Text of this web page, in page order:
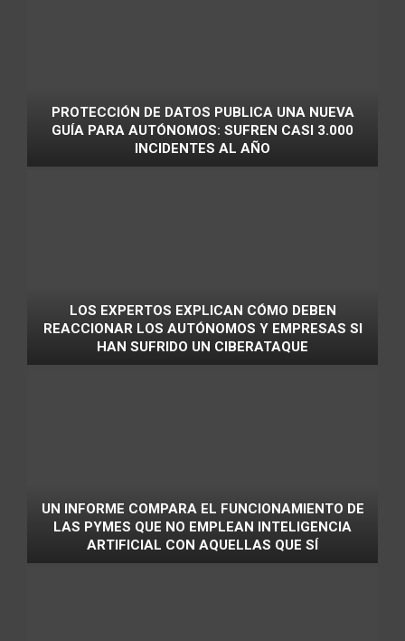
PROTECCIÓN DE DATOS PUBLICA UNA NUEVA
GUÍA PARA AUTÓNOMOS: SUFREN CASI 3.000
INCIDENTES AL AÑO
LOS EXPERTOS EXPLICAN CÓMO DEBEN
REACCIONAR LOS AUTÓNOMOS Y EMPRESAS SI
HAN SUFRIDO UN CIBERATAQUE
UN INFORME COMPARA EL FUNCIONAMIENTO DE
LAS PYMES QUE NO EMPLEAN INTELIGENCIA
ARTIFICIAL CON AQUELLAS QUE SÍ